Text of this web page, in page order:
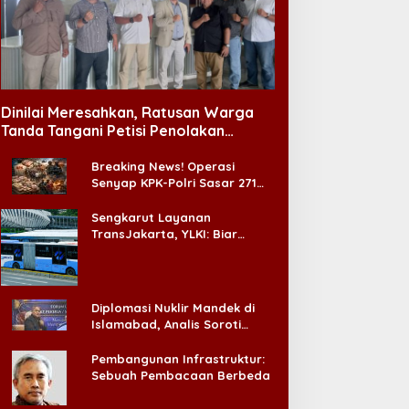
Dinilai Meresahkan, Ratusan Warga
Tanda Tangani Petisi Penolakan
Breaking News! Operasi
Senyap KPK-Polri Sasar 271
Ada ‘Badai Pemeriksaan’
Sengkarut Layanan
TransJakarta, YLKI: Biar
Diplomasi Nuklir Mandek di
Islamabad, Analis Soroti
Pembangunan Infrastruktur:
Sebuah Pembacaan Berbeda